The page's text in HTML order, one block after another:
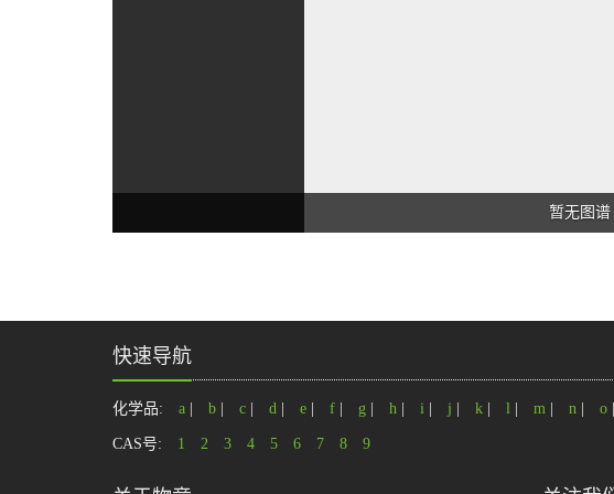
暂无图谱
快速导航
化学品: a b c d e f g h i j k l m n o
CAS号: 1 2 3 4 5 6 7 8 9